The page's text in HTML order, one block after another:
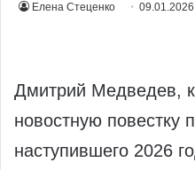
Елена Стеценко 09.01.2026
Дмитрий Медведев,
новостную повестку
наступившего 2026